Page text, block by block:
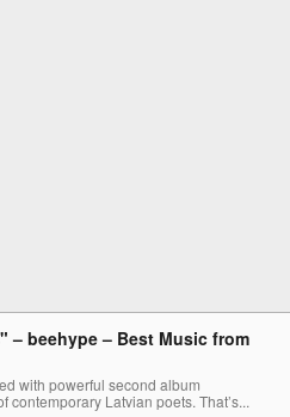
– beehype – Best Music from
with powerful second album
contemporary Latvian poets. That’s...